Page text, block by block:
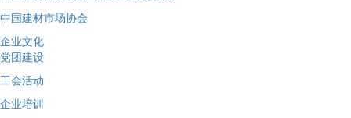
中国建材市场协会
企业文化
党团建设
工会活动
企业培训